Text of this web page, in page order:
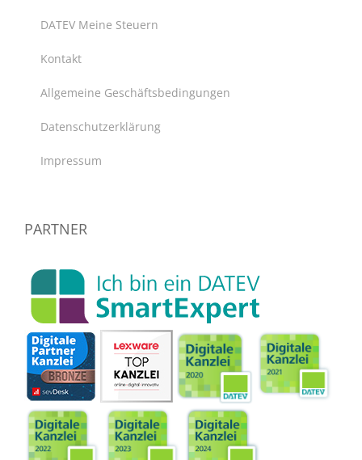
DATEV Meine Steuern
Kontakt
Allgemeine Geschäftsbedingungen
Datenschutzerklärung
Impressum
PARTNER